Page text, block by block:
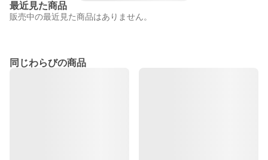
最近見た商品
販売中の最近見た商品はありません。
同じわらびの商品